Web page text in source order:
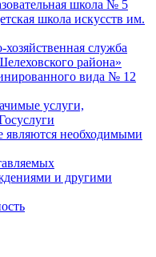
школа № 5
школа искусств им.
служба
района»
вида № 12
услуги,
являются необходимыми
и другими